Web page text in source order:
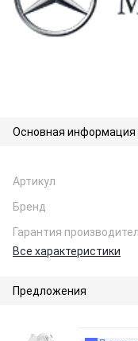
Основная информация
Артикул
Бренд
Гарантия
Все характеристики
Предложения